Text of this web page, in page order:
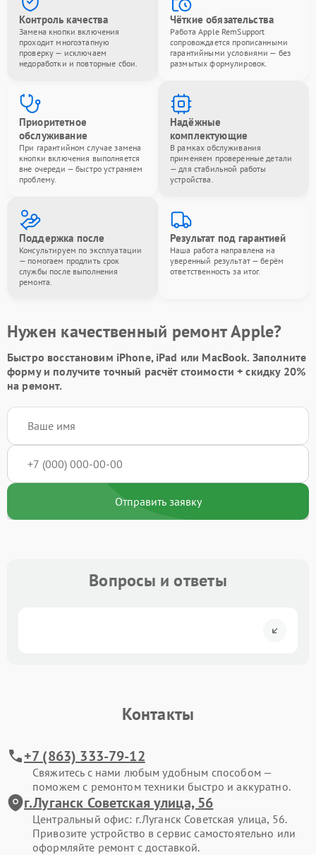
Контроль качества
Замена кнопки включения
проходит многоэтапную
проверку — исключаем
недоработки и повторные сбои.
Чёткие обязательства
Работа Apple RemSupport
сопровождается прописанными
гарантийными условиями — без
размытых формулировок.
Приоритетное
обслуживание
При гарантийном случае замена
кнопки включения выполняется
вне очереди — быстро устраняем
проблему.
Надёжные
комплектующие
В рамках обслуживания
применяем проверенные детали
— для стабильной работы
устройства.
Поддержка после
Консультируем по эксплуатации
— помогаем продлить срок
службы после выполнения
ремонта.
Результат под гарантией
Наша работа направлена на
уверенный результат — берём
ответственность за итог.
Нужен качественный ремонт Apple?
Быстро восстановим iPhone, iPad или MacBook. Заполните
формуи получите точный расчёт стоимости +скидку 20%
на ремонт.
Отправить заявку
Вопросы и ответы
Контакты
+7 (863) 333-79-12
Свяжитесь с нами любым удобным способом —
поможем с ремонтом техники быстро и аккуратно.
г.Луганск Советская улица, 56
Центральный офис: г.Луганск Советская улица, 56.
Привозите устройство в сервис самостоятельно или
оформляйте ремонт с доставкой.